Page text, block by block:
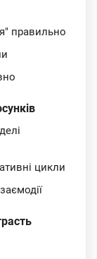
правильно
цикли